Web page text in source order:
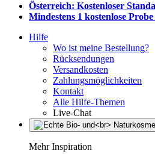
Österreich: Kostenloser
Mindestens 1 kostenlose Probe
Hilfe
Wo ist meine Bestellung?
Rücksendungen
Versandkosten
Zahlungsmöglichkeiten
Kontakt
Alle Hilfe-Themen
Live-Chat
Mehr Inspiration